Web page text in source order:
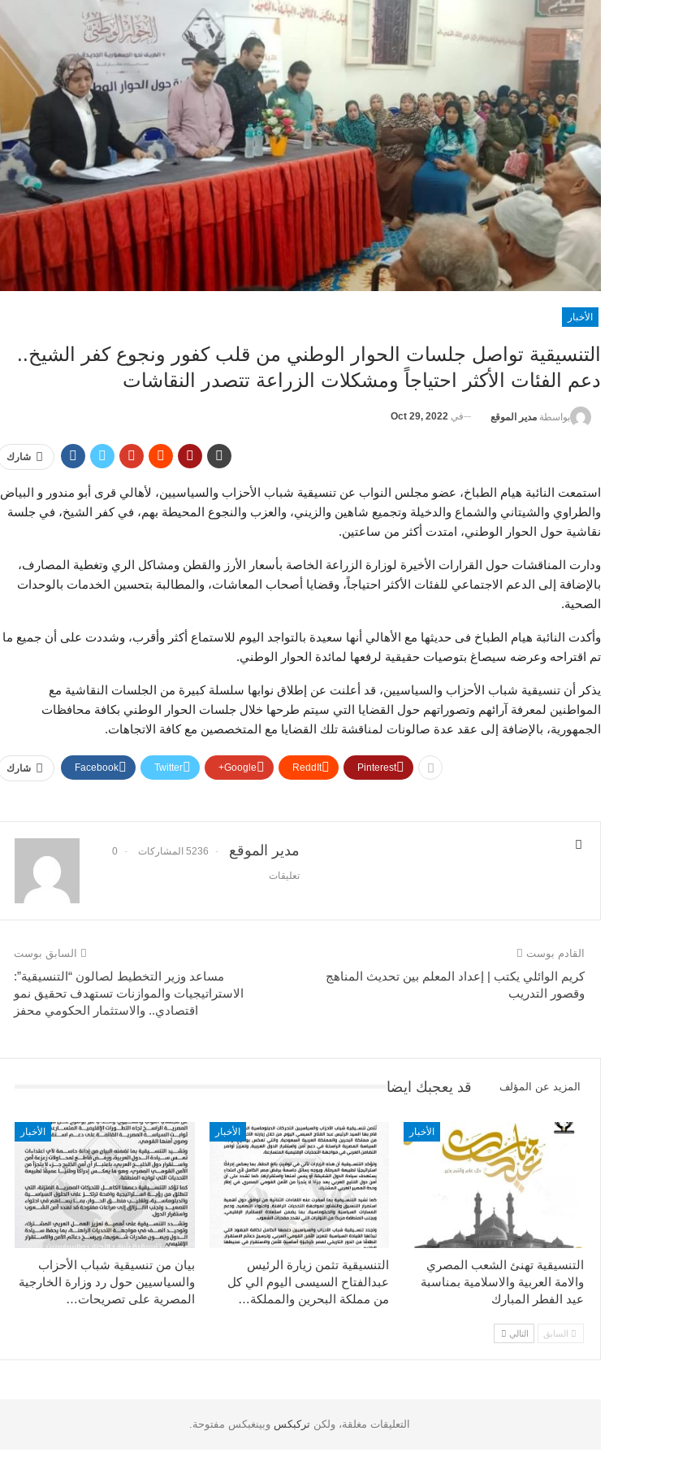
الأخبار
التنسيقية تواصل جلسات الحوار الوطني من قلب كفور ونجوع كفر الشيخ..
دعم الفئات الأكثر احتياجاً ومشكلات الزراعة تتصدر النقاشات
بواسطة مدير الموقع في Oct 29, 2022
شارك
استمعت النائبة هيام الطباخ، عضو مجلس النواب عن تنسيقية شباب الأحزاب والسياسيين، لأهالي قرى أبو مندور و البياض
والطراوي والشيتاني والشماع والدخيلة وتجميع شاهين والزيني، والعزب والنجوع المحيطة بهم، في كفر الشيخ، في جلسة
نقاشية حول الحوار الوطني، امتدت أكثر من ساعتين.
ودارت المناقشات حول القرارات الأخيرة لوزارة الزراعة الخاصة بأسعار الأرز والقطن ومشاكل الري وتغطية المصارف،
بالإضافة إلى الدعم الاجتماعي للفئات الأكثر احتياجاً، وقضايا أصحاب المعاشات، والمطالبة بتحسين الخدمات بالوحدات
الصحية.
وأكدت النائبة هيام الطباخ فى حديثها مع الأهالي أنها سعيدة بالتواجد اليوم للاستماع أكثر وأقرب، وشددت على أن جميع ما
تم اقتراحه وعرضه سيصاغ بتوصيات حقيقية لرفعها لمائدة الحوار الوطني.
يذكر أن تنسيقية شباب الأحزاب والسياسيين، قد أعلنت عن إطلاق نوابها سلسلة كبيرة من الجلسات النقاشية مع
‏المواطنين لمعرفة آرائهم وتصوراتهم حول القضايا التي سيتم طرحها خلال جلسات الحوار الوطني بكافة محافظات
‏الجمهورية، بالإضافة إلى عقد عدة صالونات لمناقشة تلك القضايا مع المتخصصين مع كافة الاتجاهات. ‏
شارك Facebook Twitter Google+ ReddIt Pinterest
مدير الموقع 5236 المشاركات 0
تعليقات
السابق بوست
مساعد وزير التخطيط لصالون “التنسيقية”:
الاستراتيجيات والموازنات تستهدف تحقيق نمو
اقتصادي.. والاستثمار الحكومي محفز
القادم بوست
كريم الوائلي يكتب | إعداد المعلم بين تحديث المناهج
وقصور التدريب
قد يعجبك ايضا المزيد عن المؤلف
الأخبار
بيان من تنسيقية شباب الأحزاب
والسياسيين حول رد وزارة الخارجية
المصرية على تصريحات…
الأخبار
التنسيقية تثمن زيارة الرئيس
عبدالفتاح السيسى اليوم الي كل
من مملكة البحرين والمملكة…
الأخبار
التنسيقية تهنئ الشعب المصري
والامة العربية والاسلامية بمناسبة
عيد الفطر المبارك
السابق التالي
التعليقات مغلقة، ولكنتركبكسوبينغبكس مفتوحة.